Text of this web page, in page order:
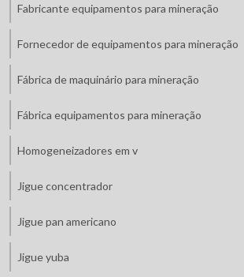
Fabricante equipamentos para mineração
Fornecedor de equipamentos para mineração
Fábrica de maquinário para mineração
Fábrica equipamentos para mineração
Homogeneizadores em v
Jigue concentrador
Jigue pan americano
Jigue yuba